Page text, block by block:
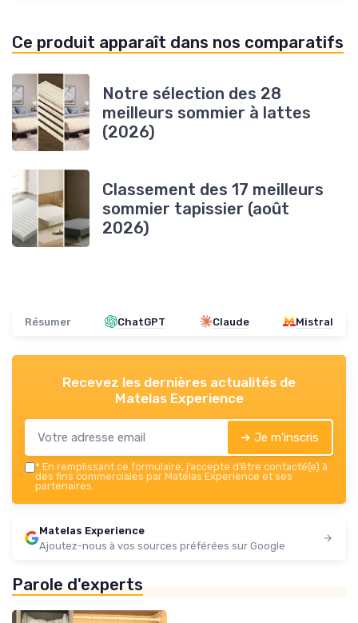
Ce produit apparaît dans nos comparatifs
Notre sélection des 28
meilleurs sommier à lattes
(2026)
Classement des 17 meilleurs
sommier tapissier (août
2026)
Résumer ChatGPT Claude Mistral
Recevez les dernières actualités de
Matelas Experience
➔ Je m'inscris
* En remplissant ce formulaire, j’accepte d’être contacté(e) à
des fins commerciales par Matelas Experience et ses
partenaires.
Matelas Experience
Ajoutez-nous à vos sources préférées sur Google
Parole d'experts